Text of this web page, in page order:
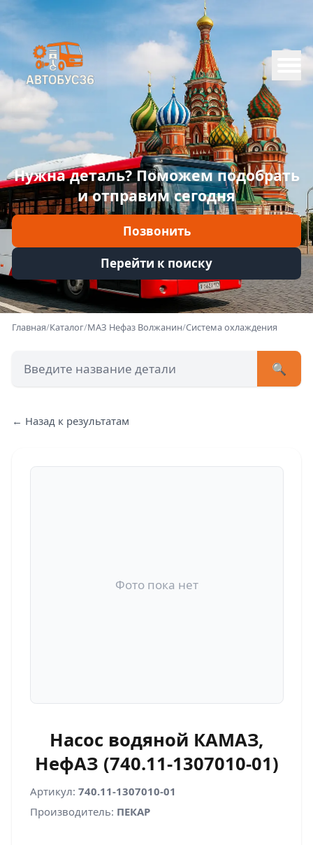
Нужна деталь? Поможем подобрать
и отправим сегодня
Позвонить
Перейти к поиску
Меню
Главная
Каталог
Марки
Информация
Главная/Каталог/МАЗ Нефаз Волжанин/Система охлаждения
🔍
← Назад к результатам
Фото пока нет
Насос водяной КАМАЗ,
НефАЗ (740.11-1307010-01)
Артикул: 740.11-1307010-01
Производитель: ПЕКАР